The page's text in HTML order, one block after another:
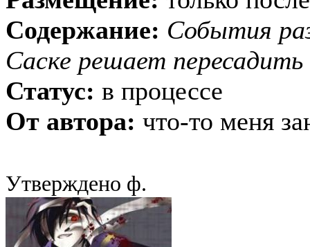
Содержание: События
Саске решает
Статус: в процессе
От автора: что-то меня
Утверждено ф.